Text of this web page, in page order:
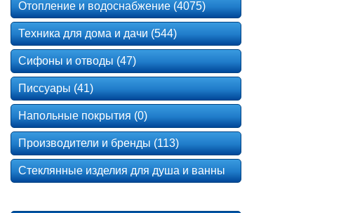
Отопление и водоснабжение (4075)
Техника для дома и дачи (544)
Сифоны и отводы (47)
Писсуары (41)
Напольные покрытия (0)
Производители и бренды (113)
Стеклянные изделия для душа и ванны